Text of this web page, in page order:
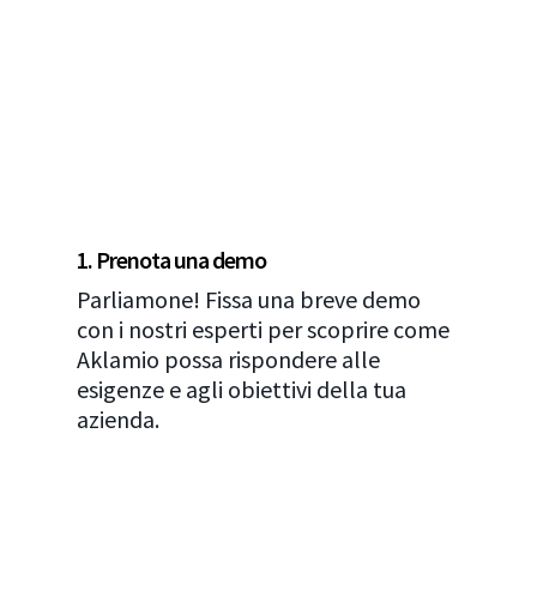
1. Prenota una demo
Parliamone! Fissa una breve demo
con i nostri esperti per scoprire come
Aklamio possa rispondere alle
esigenze e agli obiettivi della tua
azienda.